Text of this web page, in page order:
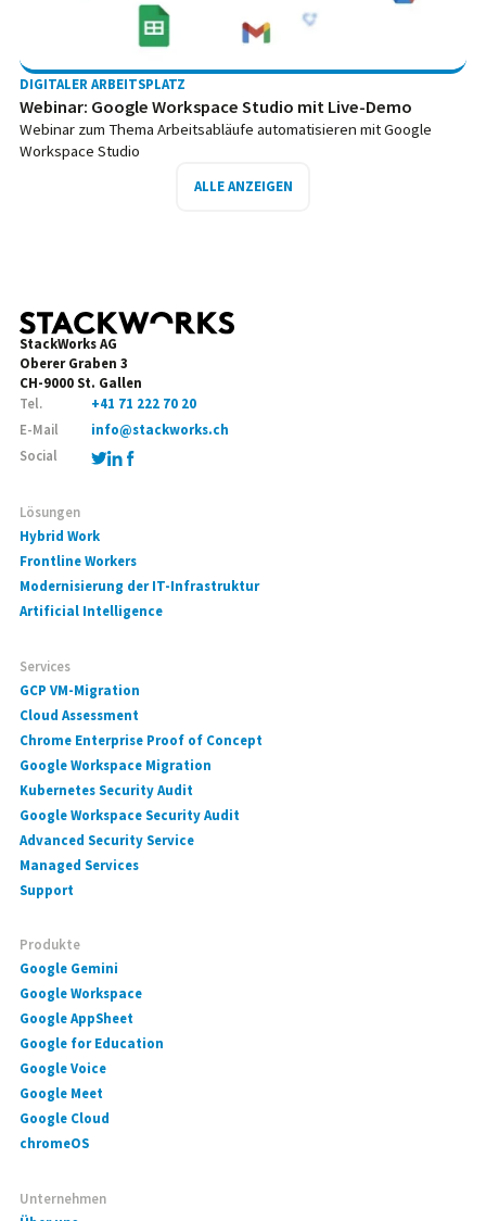
DIGITALER ARBEITSPLATZ
Webinar: Google Workspace Studio mit Live-Demo
Webinar zum Thema Arbeitsabläufe automatisieren mit Google
Workspace Studio
ALLE ANZEIGEN
StackWorks AG
Oberer Graben 3
CH-9000 St. Gallen
Tel.
+41 71 222 70 20
E-Mail
info@stackworks.ch
Social
Lösungen
Hybrid Work
Frontline Workers
Modernisierung der IT-Infrastruktur
Artificial Intelligence
Services
GCP VM-Migration
Cloud Assessment
Chrome Enterprise Proof of Concept
Google Workspace Migration
Kubernetes Security Audit
Google Workspace Security Audit
Advanced Security Service
Managed Services
Support
Produkte
Google Gemini
Google Workspace
Google AppSheet
Google for Education
Google Voice
Google Meet
Google Cloud
chromeOS
Unternehmen